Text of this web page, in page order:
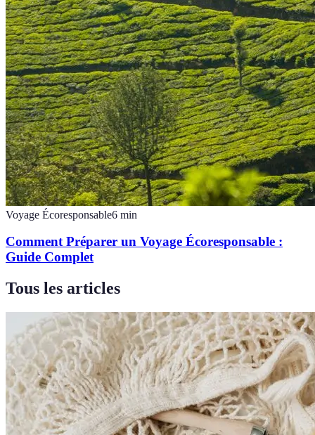
Voyage Écoresponsable6 min
Comment Préparer un Voyage Écoresponsable :
Guide Complet
Tous les articles